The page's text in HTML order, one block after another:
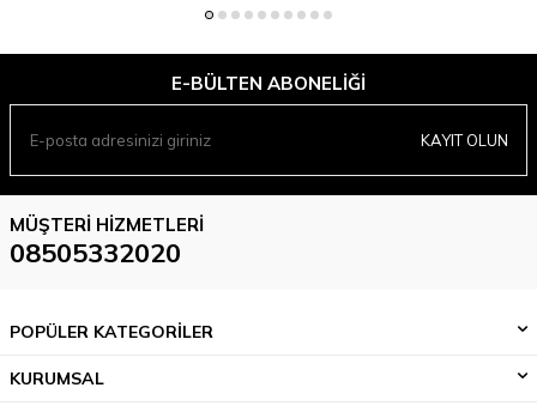
E-BÜLTEN ABONELIĞI
KAYIT OLUN
MÜŞTERI HIZMETLERI
08505332020
POPÜLER KATEGORİLER
KURUMSAL